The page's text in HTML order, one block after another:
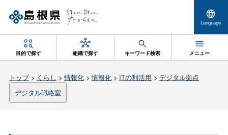
Language
目的で探す 組織で探す キーワード検索 メニュー
トップ> くらし >情報化>情報化> ITの利活用 > デジタル拠点
デジタル戦略室